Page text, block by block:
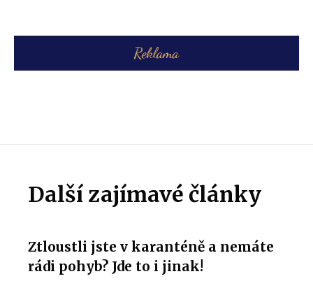
Další zajímavé články
Ztloustli jste v karanténě a nemáte
rádi pohyb? Jde to i jinak!